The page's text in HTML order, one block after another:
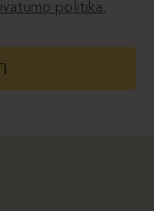
politika.